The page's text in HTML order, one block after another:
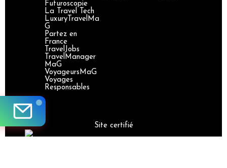
Futuroscopie
La Travel Tech
LuxuryTravelMa
G
Partez en
France
TravelJobs
TravelManager
MaG
VoyageursMaG
Voyages
Responsables
Site certifié